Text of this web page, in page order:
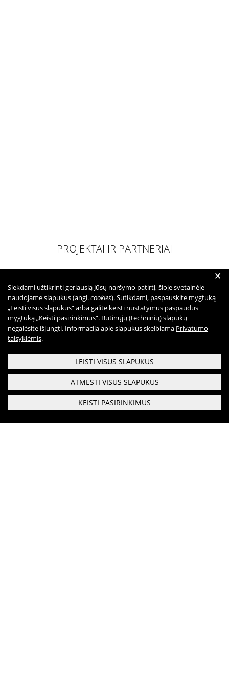
PROJEKTAI IR PARTNERIAI
+
Siekdami užtikrinti geriausią Jūsų naršymo patirtį, šioje svetainėje
naudojame slapukus (angl.cookies). Sutikdami, paspauskite mygtuką
„Leisti visus slapukus“ arba galite keisti nustatymus paspaudus
mygtuką „Keisti pasirinkimus“. Būtinųjų (techninių) slapukų
negalėsite išjungti. Informacija apie slapukus skelbiama Privatumo
taisyklėmis.
LEISTI VISUS SLAPUKUS
ATMESTI VISUS SLAPUKUS
KEISTI PASIRINKIMUS